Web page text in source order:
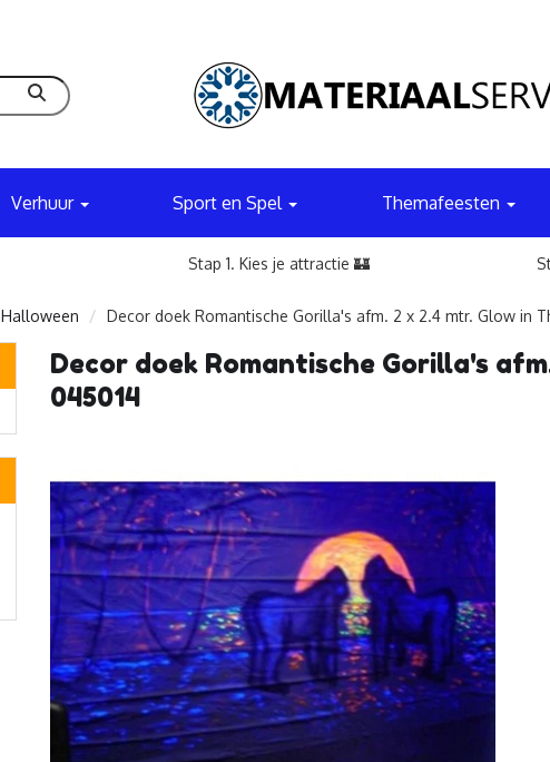
zoeken
Verhuur Sport en Spel Themafeesten
Stap 1. Kies je attractie 🏰
Halloween Decor doek Romantische Gorilla's afm. 2 x 2.4 mtr. Glow in
Decor doek Romantische Gorilla's
045014